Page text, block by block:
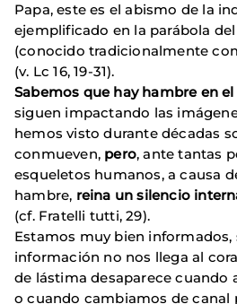
Papa, este es el abismo de la
ejemplificado en la parábola
(conocido tradicionalmente
(v. Lc 16, 19-31).
Sabemos que hay hambre en
siguen impactando las
hemos visto durante décadas
conmueven, pero, ante tantas
esqueletos humanos, a causa
hambre, reina un silencio
(cf. Fratelli tutti, 29).
Estamos muy bien informados,
información no nos llega al
de lástima desaparece cuando
o cuando cambiamos de canal